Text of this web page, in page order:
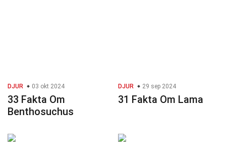
DJUR 03 okt 2024
33 Fakta Om
Benthosuchus
DJUR 29 sep 2024
31 Fakta Om Lama